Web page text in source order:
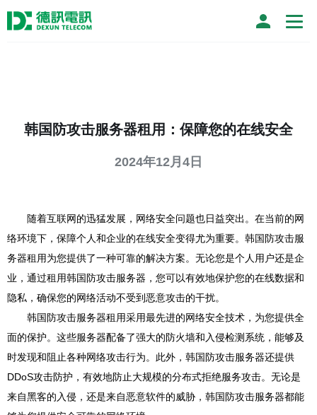
韩国防攻击服务器租用：保障您的在线安全
2024年12月4日
随着互联网的迅猛发展，网络安全问题也日益突出。在当前的网
络环境下，保障个人和企业的在线安全变得尤为重要。韩国防攻击服
务器租用为您提供了一种可靠的解决方案。无论您是个人用户还是企
业，通过租用韩国防攻击服务器，您可以有效地保护您的在线数据和
隐私，确保您的网络活动不受到恶意攻击的干扰。
韩国防攻击服务器租用采用最先进的网络安全技术，为您提供全
面的保护。这些服务器配备了强大的防火墙和入侵检测系统，能够及
时发现和阻止各种网络攻击行为。此外，韩国防攻击服务器还提供
DDoS攻击防护，有效地防止大规模的分布式拒绝服务攻击。无论是
来自黑客的入侵，还是来自恶意软件的威胁，韩国防攻击服务器都能